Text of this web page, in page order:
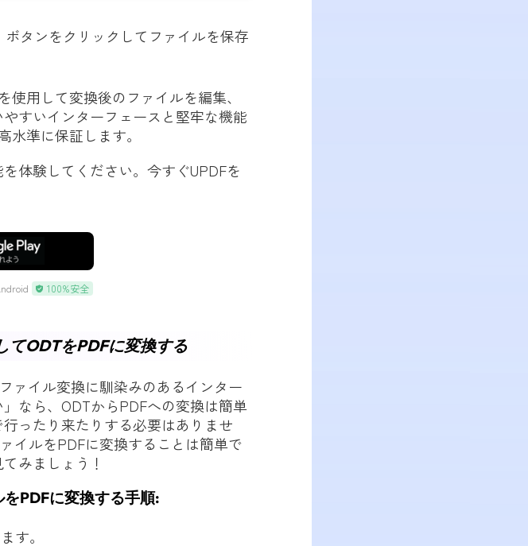
タンをクリックしてファイルを保存
使用して変換後のファイルを編集、
すいインターフェースと堅牢な機能
水準に保証します。
体験してください。今すぐUPDFを
ロード
100%安全
ODTをPDFに変換する
ァイル変換に馴染みのあるインター
なら、ODTからPDFへの変換は簡単
ったり来たりする必要はありませ
イルをPDFに変換することは簡単で
みましょう！
PDFに変換する手順:
す。